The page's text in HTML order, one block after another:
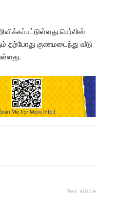
தற்போது குணமடைந்து வீடு
Next article